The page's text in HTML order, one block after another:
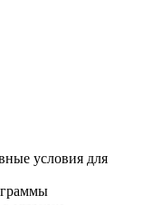
условия для